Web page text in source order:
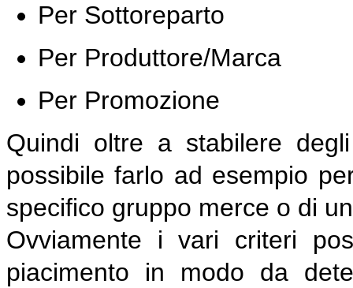
Per Sottoreparto
Per Produttore/Marca
Per Promozione
Quindi oltre a stabilere
possibile farlo ad esempio
specifico gruppo merce o di
Ovviamente i vari criteri
piacimento in modo da